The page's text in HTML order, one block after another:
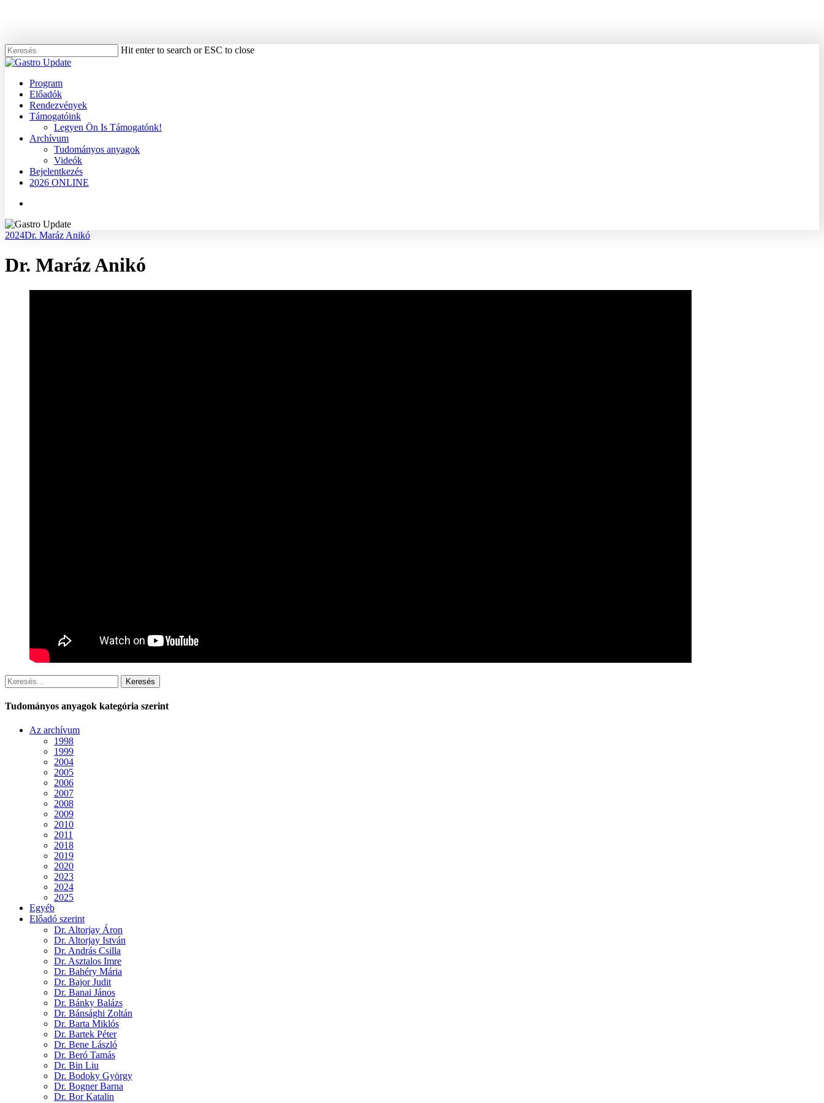
content
Hit enter to search or ESC to close
Close
Menu
Program
Előadók
Rendezvények
Támogatóink
Legyen Ön Is Támogatónk!
Archívum
Tudományos anyagok
Videók
Bejelentkezés
2026 ONLINE
2024Dr. Maráz Anikó
Dr. Maráz Anikó
Keresés
Tudományos anyagok kategória szerint
Az archívum
1998
1999
2004
2005
2006
2007
2008
2009
2010
2011
2018
2019
2020
2023
2024
2025
Egyéb
Előadó szerint
Dr. Altorjay Áron
Dr. Altorjay István
Dr. András Csilla
Dr. Asztalos Imre
Dr. Bahéry Mária
Dr. Bajor Judit
Dr. Banai János
Dr. Bánky Balázs
Dr. Bánsághi Zoltán
Dr. Barta Miklós
Dr. Bartek Péter
Dr. Bene László
Dr. Beró Tamás
Dr. Bin Liu
Dr. Bodoky György
Dr. Bogner Barna
Dr. Bor Katalin